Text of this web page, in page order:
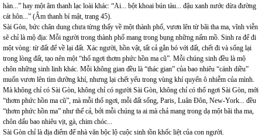
hàn...” hay một âm thanh lạc loài khác: “Ai... bột khoai bún tàu... đậu xanh nước dừa đường
cát hôn...” (Âm thanh bí mật, trang 45).
Sài Gòn, bức chân dung chưa từng thấy về một thành phố, vươn lên từ bãi tha ma, vĩnh viễn
sẽ chỉ là mộ địa: Mỗi người trong thành phố mang trong bụng những nấm mồ. Sinh ra để đi
một vòng: từ đất để về lại đất. Xác người, hồn vật, tất cả gắn bó với đất, chết đi và sống lại
trong lòng đất, tạo nên một “thổ ngơi thơm phức hồn ma cũ”. Mỗi chúng sinh đều là mộ
chôn những sinh linh khác. Mỗi không gian đều là “thác gian” của bao nhiêu “cánh diều”
muốn vươn lên tìm dưỡng khí, nhưng lại chết yểu trong vùng khí quyển ô nhiễm của mình.
Mà không chỉ có Sài Gòn, không chỉ có người Sài Gòn, không chỉ có thổ ngơi Sài Gòn, mới
“thơm phức hồn ma cũ”, mà mỗi thổ ngơi, mỗi đất sống, Paris, Luân Đôn, New-York... đều
“thơm phức hồn ma” như thế cả, bởi mỗi chúng ta ai mà chả mang trong dạ một bãi tha ma,
chôn dấu bao nhiêu vịt, gà, chim chóc...
Sài Gòn chỉ là địa điểm để nhà văn bộc lộ cuộc sinh tồn khốc liệt của con người.